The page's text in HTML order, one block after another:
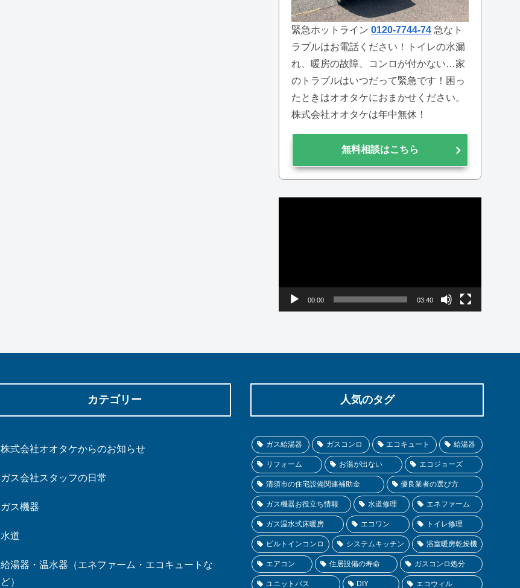
緊急ホットライン 0120-7744-74 急なト
ラブルはお電話ください！トイレの水漏
れ、暖房の故障、コンロが付かない…家
のトラブルはいつだって緊急です！困っ
たときはオオタケにおまかせください。
株式会社オオタケは年中無休！
無料相談はこちら
ヤ
00:00 03:40
カテゴリー
株式会社オオタケからのお知らせ
ガス会社スタッフの日常
ガス機器
水道
給湯器・温水器（エネファーム・エコキュートな
ど）
人気のタグ
ガス給湯器 ガスコンロ エコキュート 給湯器
リフォーム お湯が出ない エコジョーズ
清須市の住宅設備関連補助金 優良業者の選び方
ガス機器お役立ち情報 水道修理 エネファーム
ガス温水式床暖房 エコワン トイレ修理
ビルトインコンロ システムキッチン 浴室暖房乾燥機
エアコン 住居設備の寿命 ガスコンロ処分
ユニットバス DIY エコウィル